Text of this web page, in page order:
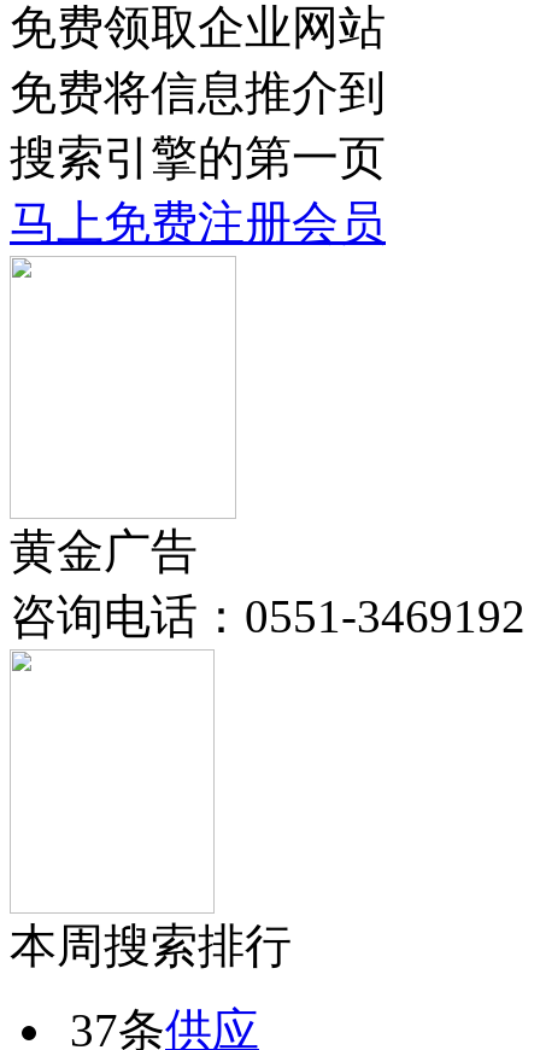
免费领取企业网站
免费将信息推介到
搜索引擎的第一页
马上免费注册会员
黄金广告
咨询电话： 0551-3469192
本周搜索排行
37条供应